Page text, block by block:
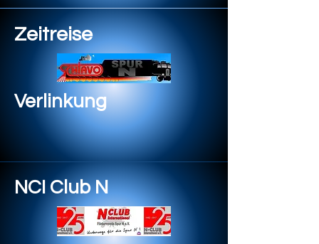
Zeitreise
Verlinkung
NCI Club N